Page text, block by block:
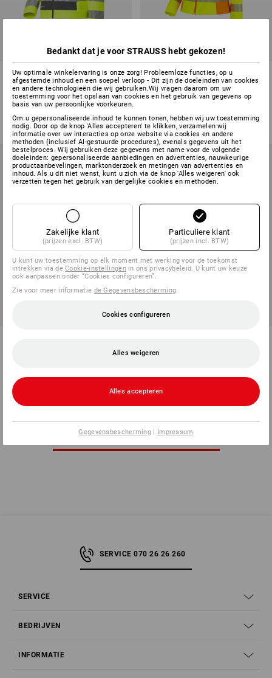
Veiligheids-softshell-jack
e.s.motion 24/7, dames
2 kleuren
v.a.
(incl. BTW) v.a. 10 stuks
Veiligh-softsh-jack softlight
e.s.motion 2020, dam
kleur
v.a. € 87,00
(incl. BTW) v.a. 10 stuks
v.a. € 48,28
(incl. BTW) v.a. 10 stuks
v.a. € 2,41
(incl. BTW) v.a. 10 stuks
U hebt al 8 van 8 items bekeken.
SERVICE 070 26 26 260
SERVICE
BEDRIJVEN
INFORMATIE
Bedankt dat je voor STRAUSS hebt gekozen!
Uw optimale winkelervaring is onze zorg! Probleemloze functies, op u
afgestemde inhoud en een soepel verloop - Dit zijn de doeleinden van cookies
en andere technologieën die wij gebruiken.Wij vragen daarom om uw
toestemming voor het opslaan van cookies en het gebruik van gegevens op
basis van uw persoonlijke voorkeuren.
Om u gepersonaliseerde inhoud te kunnen tonen, hebben wij uw toestemming
nodig. Door op de knop 'Alles accepteren' te klikken, verzamelen wij
informatie over uw interacties op onze website via cookies en andere
methoden (inclusief AI-gestuurde procedures), evenals gegevens uit het
bestelproces. Wij gebruiken deze gegevens met name voor de volgende
doeleinden: gepersonaliseerde aanbiedingen en advertenties, nauwkeurige
productaanbevelingen, marktonderzoek en metingen van advertenties en
inhoud. Als u dit niet wenst, kunt u zich via de knop 'Alles weigeren' ook
verzetten tegen het gebruik van dergelijke cookies en methoden.
Zakelijke klant
(prijzen excl. BTW)
Particuliere klant
(prijzen incl. BTW)
U kunt uw toestemming op elk moment met werking voor de toekomst
intrekken via deCookie-instellingenin ons privacybeleid. U kunt uw keuze
ook aanpassen onder “Cookies configureren”.
Zie voor meer informatie de Gegevensbescherming
Cookies configureren
Alles weigeren
Alles accepteren
Gegevensbescherming | Impressum